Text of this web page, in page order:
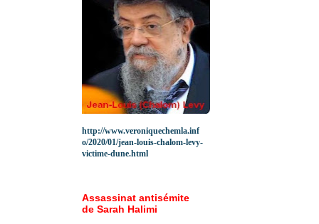
http://www.veroniquechemla.inf
o/2020/01/jean-louis-chalom-levy-
victime-dune.html
Assassinat antisémite
de Sarah Halimi